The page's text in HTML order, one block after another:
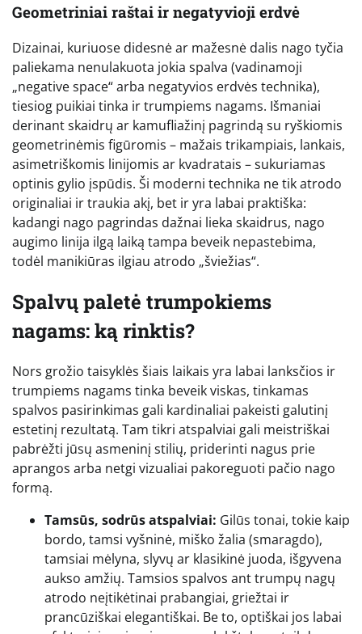
Geometriniai raštai ir negatyvioji erdvė
Dizainai, kuriuose didesnė ar mažesnė dalis nago tyčia
paliekama nenulakuota jokia spalva (vadinamoji
„negative space“ arba negatyvios erdvės technika),
tiesiog puikiai tinka ir trumpiems nagams. Išmaniai
derinant skaidrų ar kamufliažinį pagrindą su ryškiomis
geometrinėmis figūromis – mažais trikampiais, lankais,
asimetriškomis linijomis ar kvadratais – sukuriamas
optinis gylio įspūdis. Ši moderni technika ne tik atrodo
originaliai ir traukia akį, bet ir yra labai praktiška:
kadangi nago pagrindas dažnai lieka skaidrus, nago
augimo linija ilgą laiką tampa beveik nepastebima,
todėl manikiūras ilgiau atrodo „šviežias“.
Spalvų paletė trumpokiems
nagams: ką rinktis?
Nors grožio taisyklės šiais laikais yra labai lanksčios ir
trumpiems nagams tinka beveik viskas, tinkamas
spalvos pasirinkimas gali kardinaliai pakeisti galutinį
estetinį rezultatą. Tam tikri atspalviai gali meistriškai
pabrėžti jūsų asmeninį stilių, priderinti nagus prie
aprangos arba netgi vizualiai pakoreguoti pačio nago
formą.
Tamsūs, sodrūs atspalviai: Gilūs tonai, tokie kaip
bordo, tamsi vyšninė, miško žalia (smaragdo),
tamsiai mėlyna, slyvų ar klasikinė juoda, išgyvena
aukso amžių. Tamsios spalvos ant trumpų nagų
atrodo neįtikėtinai prabangiai, griežtai ir
prancūziškai elegantiškai. Be to, optiškai jos labai